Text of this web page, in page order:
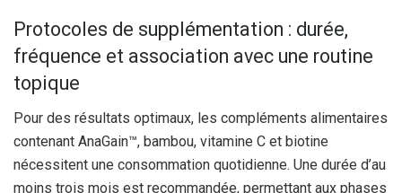
Protocoles de supplémentation : durée,
fréquence et association avec une routine
topique
Pour des résultats optimaux, les compléments alimentaires
contenant AnaGain™, bambou, vitamine C et biotine
nécessitent une consommation quotidienne. Une durée d’au
moins trois mois est recommandée, permettant aux phases